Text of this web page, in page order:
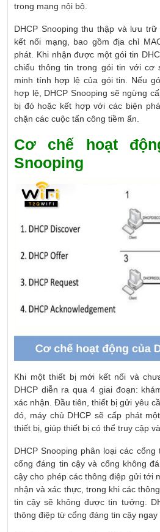
trong mạng nội bộ.
DHCP Snooping thu thập và lưu
kết nối mạng, bao gồm địa chỉ
phát. Khi nhận được một gói tin
chiếu thông tin trong gói tin với
minh tính hợp lệ của gói tin. Nếu
hợp lệ, DHCP Snooping sẽ ngừng
bị đó hoặc kết hợp với các biện
chặn các cuộc tấn công tiềm ẩn.
Cơ chế hoạt
Snooping
Khi một thiết bị mới kết nối và
DHCP diễn ra qua 4 giai đoạn:
xác nhận. Đầu tiên, thiết bị gửi yêu
đó, máy chủ DHCP sẽ cấp phát
thiết bị, giúp thiết bị có thể truy cập
DHCP Snooping phân loại các
cổng đáng tin cậy và cổng không
cậy cho phép các thông điệp gửi tới
nhận và xác thực, trong khi các
tin cậy sẽ không được tin tưởng.
thông điệp từ cổng đáng tin cậy ngay